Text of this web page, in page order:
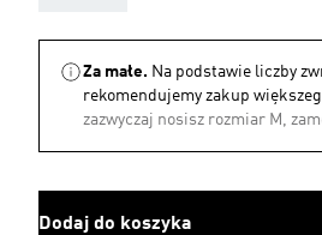
Za małe. Na podstawie liczby
rekomendujemy zakup
zazwyczaj nosisz rozmiar M,
Dodaj do koszyka